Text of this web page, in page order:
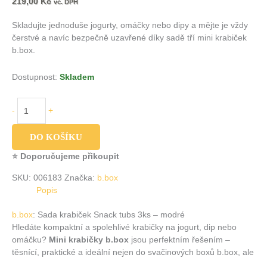
vč. DPH
Skladujte jednoduše jogurty, omáčky nebo dipy a mějte je vždy
čerstvé a navíc bezpečně uzavřené díky sadě tří mini krabiček
b.box.
Dostupnost: Skladem
- +
DO KOŠÍKU
⭐ Doporučujeme přikoupit
SKU: 006183 Značka: b.box
Popis
b.box: Sada krabiček Snack tubs 3ks – modré
Hledáte kompaktní a spolehlivé krabičky na jogurt, dip nebo
omáčku? Mini krabičky b.box jsou perfektním řešením –
těsnící, praktické a ideální nejen do svačinových boxů b.box, ale